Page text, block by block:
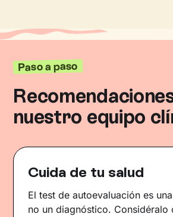
Paso a paso
nuestro equipo
Cuida de tu salud
El test de autoevaluación es
no un diagnóstico. Considéralo